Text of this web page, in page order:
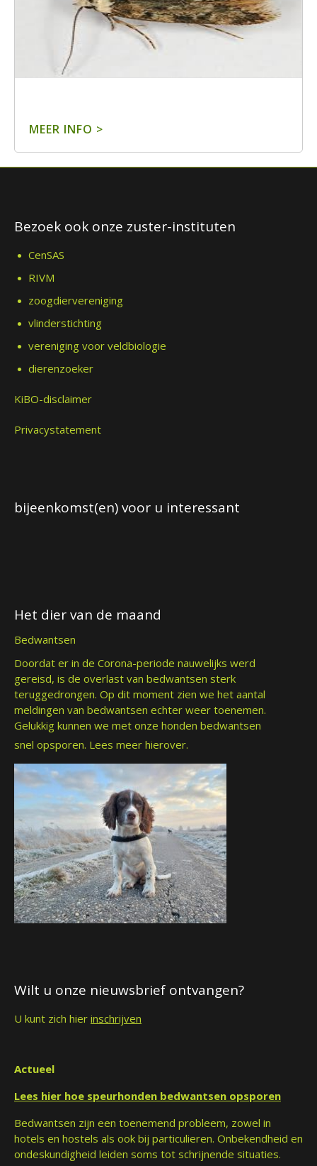
MEER INFO >
Bezoek ook onze zuster-instituten
CenSAS
RIVM
zoogdiervereniging
vlinderstichting
vereniging voor veldbiologie
dierenzoeker
KiBO-disclaimer
Privacystatement
bijeenkomst(en) voor u interessant
Het dier van de maand
Bedwantsen
Doordat er in de Corona-periode nauwelijks werd
gereisd, is de overlast van bedwantsen sterk
teruggedrongen. Op dit moment zien we het aantal
meldingen van bedwantsen echter weer toenemen.
Gelukkig kunnen we met onze honden bedwantsen
snel opsporen. Lees meer hierover.
Wilt u onze nieuwsbrief ontvangen?
U kunt zich hier inschrijven
Actueel
Lees hier hoe speurhonden bedwantsen opsporen
Bedwantsen zijn een toenemend probleem, zowel in
hotels en hostels als ook bij particulieren. Onbekendheid en
ondeskundigheid leiden soms tot schrijnende situaties.